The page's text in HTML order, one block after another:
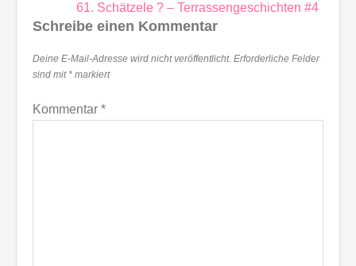
61. Schätzele ? – Terrassengeschichten #4
Schreibe einen Kommentar
Deine E-Mail-Adresse wird nicht veröffentlicht. Erforderliche Felder
sind mit * markiert
Kommentar *